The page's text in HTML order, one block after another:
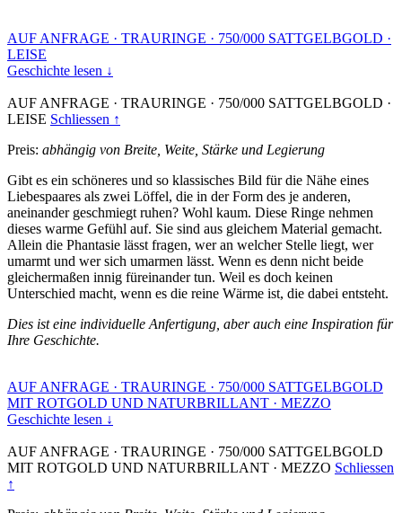
AUF ANFRAGE · TRAURINGE · 750/000 SATTGELBGOLD ·
LEISE
Geschichte lesen ↓
AUF ANFRAGE · TRAURINGE · 750/000 SATTGELBGOLD ·
LEISE Schliessen ↑
Preis: abhängig von Breite, Weite, Stärke und Legierung
Gibt es ein schöneres und so klassisches Bild für die Nähe eines
Liebespaares als zwei Löffel, die in der Form des je anderen,
aneinander geschmiegt ruhen? Wohl kaum. Diese Ringe nehmen
dieses warme Gefühl auf. Sie sind aus gleichem Material gemacht.
Allein die Phantasie lässt fragen, wer an welcher Stelle liegt, wer
umarmt und wer sich umarmen lässt. Wenn es denn nicht beide
gleichermaßen innig füreinander tun. Weil es doch keinen
Unterschied macht, wenn es die reine Wärme ist, die dabei entsteht.
Dies ist eine individuelle Anfertigung, aber auch eine Inspiration für
Ihre Geschichte.
AUF ANFRAGE · TRAURINGE · 750/000 SATTGELBGOLD
MIT ROTGOLD UND NATURBRILLANT · MEZZO
Geschichte lesen ↓
AUF ANFRAGE · TRAURINGE · 750/000 SATTGELBGOLD
MIT ROTGOLD UND NATURBRILLANT · MEZZO Schliessen
↑